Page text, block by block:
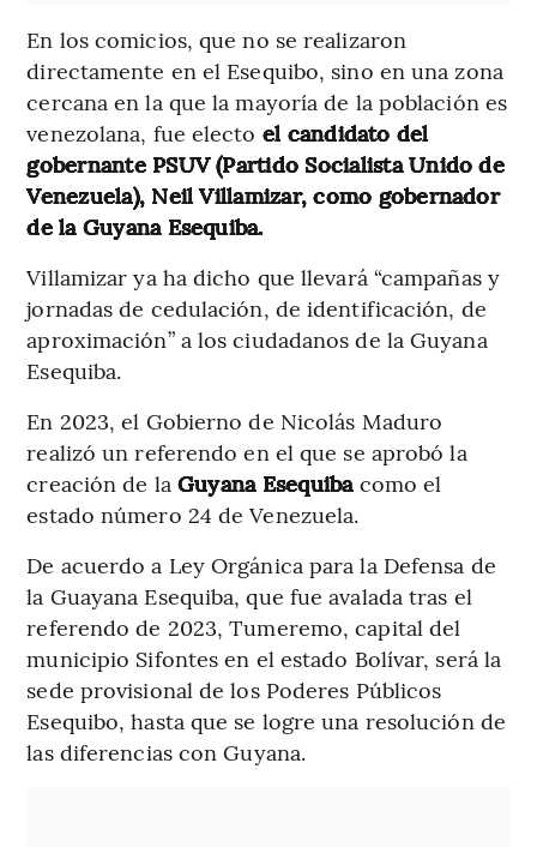
En los comicios, que no se realizaron
directamente en el Esequibo, sino en una zona
cercana en la que la mayoría de la población es
venezolana, fue electo el candidato del
gobernante PSUV (Partido Socialista Unido de
Venezuela), Neil Villamizar, como gobernador
de la Guyana Esequiba.
Villamizar ya ha dicho que llevará “campañas y
jornadas de cedulación, de identificación, de
aproximación” a los ciudadanos de la Guyana
Esequiba.
En 2023, el Gobierno de Nicolás Maduro
realizó un referendo en el que se aprobó la
creación de la Guyana Esequibacomo el
estado número 24 de Venezuela.
De acuerdo a Ley Orgánica para la Defensa de
la Guayana Esequiba, que fue avalada tras el
referendo de 2023, Tumeremo, capital del
municipio Sifontes en el estado Bolívar, será la
sede provisional de los Poderes Públicos
Esequibo, hasta que se logre una resolución de
las diferencias con Guyana.